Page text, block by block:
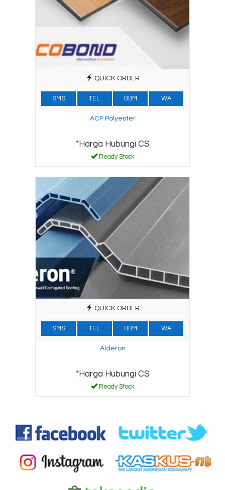
QUICK ORDER
SMS TEL BBM WA
ACP Polyester
*Harga Hubungi CS
Ready Stock
QUICK ORDER
SMS TEL BBM WA
Alderon
*Harga Hubungi CS
Ready Stock